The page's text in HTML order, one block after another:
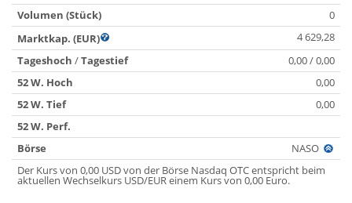
Volumen (Stück)
0
Marktkap. (EUR)
4 629,28
Tageshoch /Tagestief
0,00 / 0,00
52 W. Hoch
0,00
52 W. Tief
0,00
52 W. Perf.
Börse
NASO
Der Kurs von 0,00 USD von der Börse Nasdaq OTC entspricht beim
aktuellen Wechselkurs USD/EUR einem Kurs von 0,00 Euro.